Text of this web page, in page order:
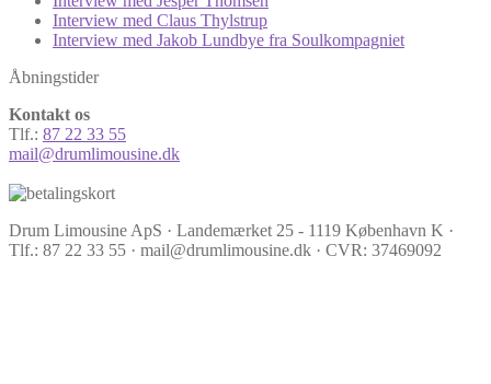
Interview med Claus Thylstrup
Interview med Jakob Lundbye fra Soulkompagniet
Åbningstider
Kontakt os
Tlf.: 87 22 33 55
mail@drumlimousine.dk
Drum Limousine ApS · Landemærket 25 - 1119 København K ·
Tlf.: 87 22 33 55 · mail@drumlimousine.dk · CVR: 37469092